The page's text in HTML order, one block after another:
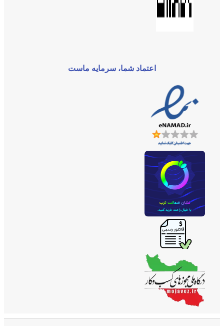
اعتماد شما، سرمایه ماست